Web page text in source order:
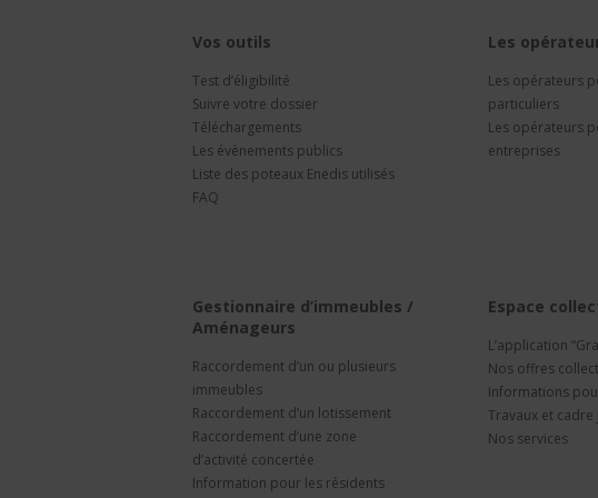
Vos outils
Test d’éligibilité
Suivre votre dossier
Téléchargements
Les évènements publics
Liste des poteaux Enedis utilisés
FAQ
Les
Les opérateurs
particuliers
Les opérateurs
entreprises
Gestionnaire d’immeubles /
Aménageurs
Raccordement d’un ou plusieurs
immeubles
Raccordement d’un lotissement
Raccordement d’une zone
d’activité concertée
Information pour les résidents
Espace
L’application
Nos offres
Informations
Travaux et
Nos services